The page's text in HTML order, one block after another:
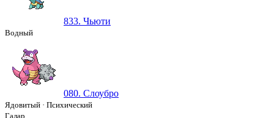
833. Чьюти
Водный
080. Слоубро
Ядовитый · Психический
Галар